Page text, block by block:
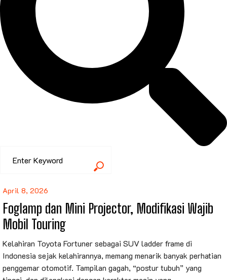
April 8, 2026
Foglamp dan Mini Projector, Modifikasi Wajib
Mobil Touring
Kelahiran Toyota Fortuner sebagai SUV ladder frame di
Indonesia sejak kelahirannya, memang menarik banyak perhatian
penggemar otomotif. Tampilan gagah, “postur tubuh” yang